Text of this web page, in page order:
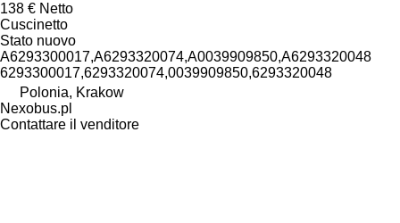
138 € Netto
Cuscinetto
Stato nuovo
A6293300017,A6293320074,A0039909850,A6293320048
6293300017,6293320074,0039909850,6293320048
Polonia, Krakow
Nexobus.pl
Contattare il venditore